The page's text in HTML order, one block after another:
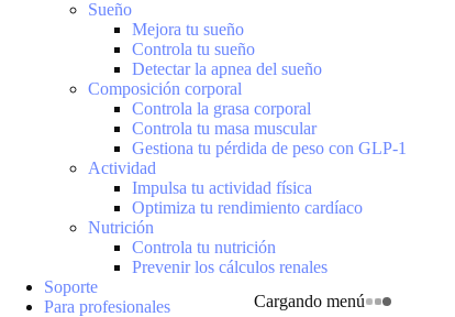
Cargando menú
Sueño
Mejora tu sueño
Controla tu sueño
Detectar la apnea del sueño
Composición corporal
Controla la grasa corporal
Controla tu masa muscular
Gestiona tu pérdida de peso con GLP-1
Actividad
Impulsa tu actividad física
Optimiza tu rendimiento cardíaco
Nutrición
Controla tu nutrición
Prevenir los cálculos renales
Soporte
Para profesionales